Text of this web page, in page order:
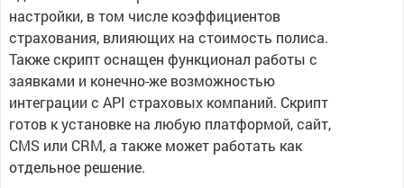
настройки, в том числе коэффициентов
страхования, влияющих на стоимость полиса.
Также скрипт оснащен функционал работы с
заявками и конечно-же возможностью
интеграции с API страховых компаний. Скрипт
готов к установке на любую платформой, сайт,
CMS или CRM, а также может работать как
отдельное решение.